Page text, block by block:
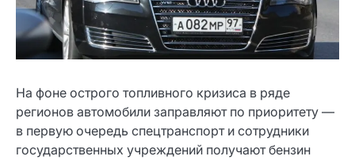
На фоне острого топливного кризиса в ряде
регионов автомобили заправляют по приоритету —
в первую очередь спецтранспорт и сотрудники
государственных учреждений получают бензин